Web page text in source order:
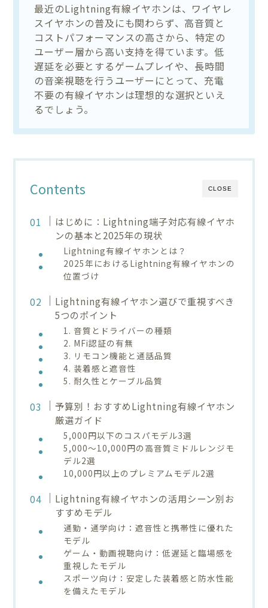
最近のLightning有線イヤホンは、ワイヤレ
スイヤホンの普及にも関わらず、高音質と
コストパフォーマンスの高さから、特定の
ユーザー層から高い支持を得ています。低
遅延を必要とするゲームプレイや、長時間
の音楽視聴を行うユーザーにとって、充電
不要の有線イヤホンは理想的な選択といえ
るでしょう。
CLOSE
Contents
はじめに：Lightning端子対応有線イヤホ
ンの基本と2025年の現状
Lightning有線イヤホンとは？
2025年におけるLightning有線イヤホンの
位置づけ
Lightning有線イヤホン選びで重視すべき
5つのポイント
1. 音質とドライバーの種類
2. MFi認証の有無
3. リモコン機能と通話品質
4. 装着感と遮音性
5. 耐久性とケーブル品質
予算別！おすすめLightning有線イヤホン
厳選ガイド
5,000円以下のコスパモデル3選
5,000〜10,000円の高音質ミドルレンジモ
デル2選
10,000円以上のプレミアムモデル2選
Lightning有線イヤホンの活用シーン別お
すすめモデル
通勤・通学向け：遮音性と携帯性に優れた
モデル
ゲーム・動画視聴向け：低遅延と臨場感を
重視したモデル
スポーツ向け：安定した装着感と防水性能
を備えたモデル